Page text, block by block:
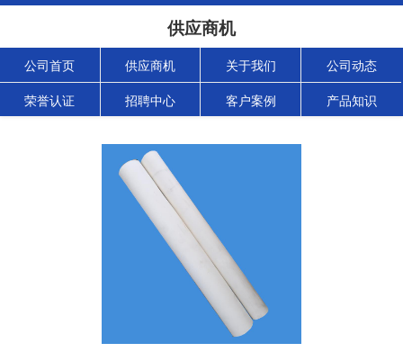
供应商机
公司首页 供应商机 关于我们 公司动态
荣誉认证 招聘中心 客户案例 产品知识